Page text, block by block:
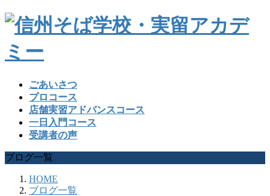
ごあいさつ
プロコース
店舗実習アドバンスコース
一日入門コース
受講者の声
ブログ一覧
HOME
ブログ一覧